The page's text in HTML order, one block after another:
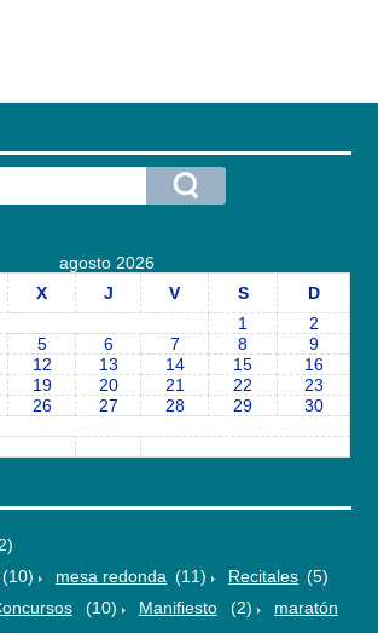
agosto 2026
X J V S D
1
2
5 6 7 8
9
12 13 14 15
16
19 20 21 22
23
26 27 28 29
30
(10) mesa redonda (11) Recitales (5)
(10) Manifiesto (2)
maratón